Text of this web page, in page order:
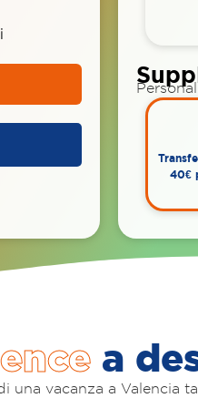
40€
a
una vacanza a Valencia